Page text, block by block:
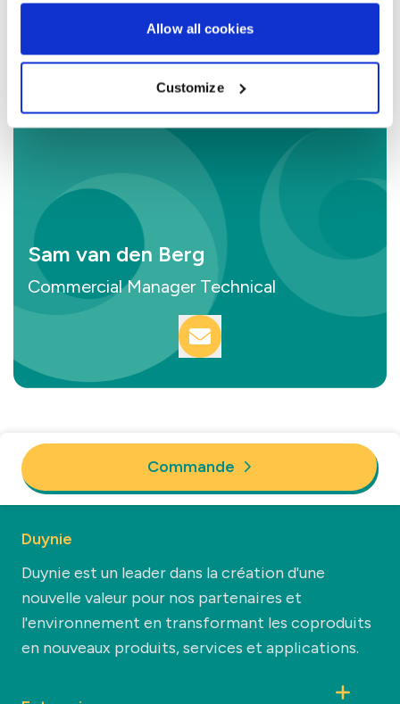
Allow all cookies
Customize
Sam van den Berg
Commercial Manager Technical
Commande
Duynie
Duynie est un leader dans la création d'une
nouvelle valeur pour nos partenaires et
l'environnement en transformant les coproduits
en nouveaux produits, services et applications.